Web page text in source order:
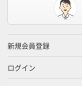
新規会員登録
ログイン